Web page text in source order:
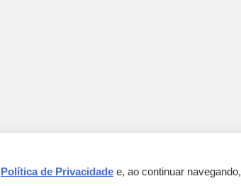
Gebbeg Powered ByBlazeThemes
Política de Privacidade e, ao continuar navegando,